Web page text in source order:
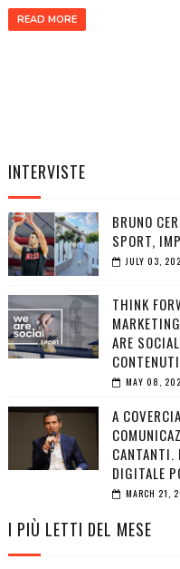
READ MORE
INTERVISTE
BRUNO
SPORT,
JULY 03,
THINK
ARE
MAY 08,
A
CANTANTI.
DIGITALE
MARCH 21,
I PIÙ LETTI DEL MESE